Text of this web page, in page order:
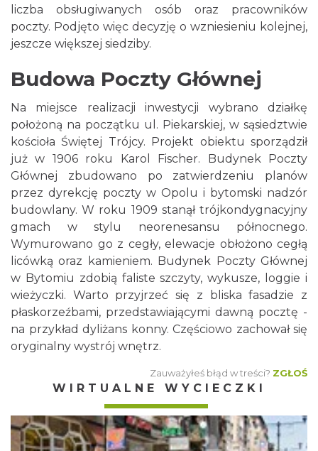
liczba obsługiwanych osób oraz pracowników
poczty. Podjęto więc decyzję o wzniesieniu kolejnej,
jeszcze większej siedziby.
Budowa Poczty Głównej
Na miejsce realizacji inwestycji wybrano działkę
położoną na początku ul. Piekarskiej, w sąsiedztwie
kościoła Świętej Trójcy. Projekt obiektu sporządził
już w 1906 roku Karol Fischer. Budynek Poczty
Głównej zbudowano po zatwierdzeniu planów
przez dyrekcję poczty w Opolu i bytomski nadzór
budowlany. W roku 1909 stanął trójkondygnacyjny
gmach w stylu neorenesansu północnego.
Wymurowano go z cegły, elewacje obłożono cegłą
licówką oraz kamieniem. Budynek Poczty Głównej
w Bytomiu zdobią faliste szczyty, wykusze, loggie i
wieżyczki. Warto przyjrzeć się z bliska fasadzie z
płaskorzeźbami, przedstawiającymi dawną pocztę -
na przykład dyliżans konny. Częściowo zachował się
oryginalny wystrój wnętrz.
Zauważyłeś błąd w treści? ZGŁOŚ
WIRTUALNE WYCIECZKI